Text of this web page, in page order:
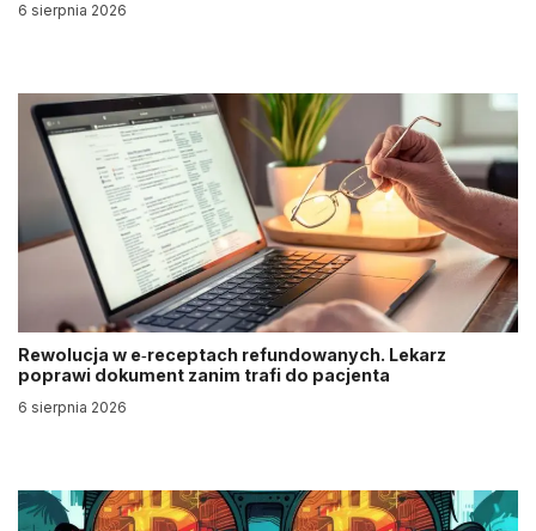
6 sierpnia 2026
Rewolucja w e‑receptach refundowanych. Lekarz
poprawi dokument zanim trafi do pacjenta
6 sierpnia 2026